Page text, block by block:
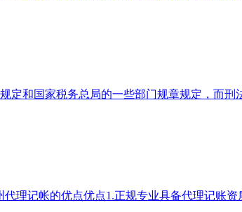
和国家税务总局的一些部门规章规定，而刑
理记帐的优点优点1.正规专业具备代理记账